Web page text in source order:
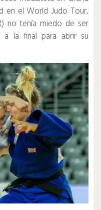
en el World Judo Tour,
no tenía miedo de ser
a la final para abrir su